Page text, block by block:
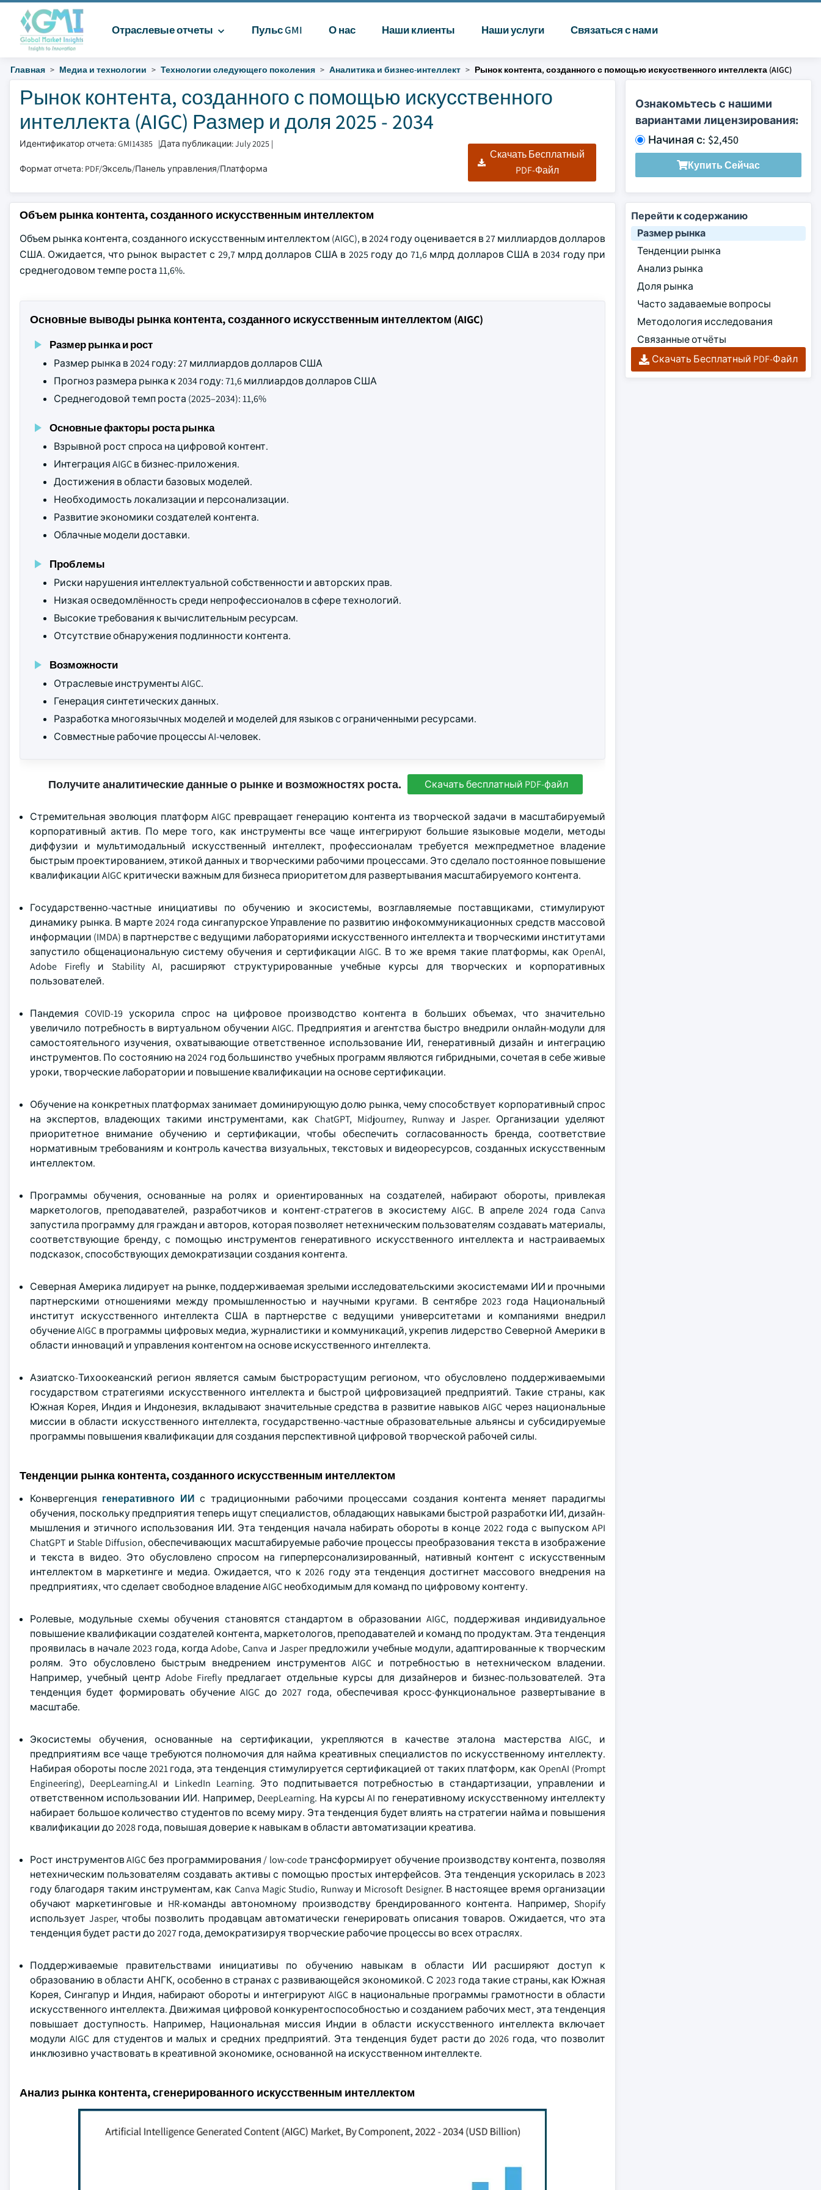
Отраслевые отчеты Пульс GMI О нас Наши клиенты Наши услуги Связаться с нами
Главная Медиа и технологии Технологии следующего поколения Аналитика и бизнес-интеллект Рынок контента, созданного с помощью искусственного интеллекта (AIGC)
Рынок контента, созданного с помощью искусственного
интеллекта (AIGC) Размер и доля 2025 - 2034
Идентификатор отчета: GMI14385 |Дата публикации: July 2025 |
Формат отчета: PDF/Эксель/Панель управления/Платформа
Скачать Бесплатный
PDF-Файл
Ознакомьтесь с нашими
вариантами лицензирования:
Начиная с: $2,450
Купить Сейчас
Объем рынка контента, созданного искусственным интеллектом
Объем рынка контента, созданного искусственным интеллектом (AIGC), в 2024 году оценивается в 27 миллиардов долларов
США. Ожидается, что рынок вырастет с 29,7 млрд долларов США в 2025 году до 71,6 млрд долларов США в 2034 году при
среднегодовом темпе роста 11,6%.
Основные выводы рынка контента, созданного искусственным интеллектом (AIGC)
Размер рынка и рост
Размер рынка в 2024 году: 27 миллиардов долларов США
Прогноз размера рынка к 2034 году: 71,6 миллиардов долларов США
Среднегодовой темп роста (2025–2034): 11,6%
Основные факторы роста рынка
Взрывной рост спроса на цифровой контент.
Интеграция AIGC в бизнес-приложения.
Достижения в области базовых моделей.
Необходимость локализации и персонализации.
Развитие экономики создателей контента.
Облачные модели доставки.
Проблемы
Риски нарушения интеллектуальной собственности и авторских прав.
Низкая осведомлённость среди непрофессионалов в сфере технологий.
Высокие требования к вычислительным ресурсам.
Отсутствие обнаружения подлинности контента.
Возможности
Отраслевые инструменты AIGC.
Генерация синтетических данных.
Разработка многоязычных моделей и моделей для языков с ограниченными ресурсами.
Совместные рабочие процессы AI-человек.
Получите аналитические данные о рынке и возможностях роста. Скачать бесплатный PDF-файл
Стремительная эволюция платформ AIGC превращает генерацию контента из творческой задачи в масштабируемый
корпоративный актив. По мере того, как инструменты все чаще интегрируют большие языковые модели, методы
диффузии и мультимодальный искусственный интеллект, профессионалам требуется межпредметное владение
быстрым проектированием, этикой данных и творческими рабочими процессами. Это сделало постоянное повышение
квалификации AIGC критически важным для бизнеса приоритетом для развертывания масштабируемого контента.
Государственно-частные инициативы по обучению и экосистемы, возглавляемые поставщиками, стимулируют
динамику рынка. В марте 2024 года сингапурское Управление по развитию инфокоммуникационных средств массовой
информации (IMDA) в партнерстве с ведущими лабораториями искусственного интеллекта и творческими институтами
запустило общенациональную систему обучения и сертификации AIGC. В то же время такие платформы, как OpenAI,
Adobe Firefly и Stability AI, расширяют структурированные учебные курсы для творческих и корпоративных
пользователей.
Пандемия COVID-19 ускорила спрос на цифровое производство контента в больших объемах, что значительно
увеличило потребность в виртуальном обучении AIGC. Предприятия и агентства быстро внедрили онлайн-модули для
самостоятельного изучения, охватывающие ответственное использование ИИ, генеративный дизайн и интеграцию
инструментов. По состоянию на 2024 год большинство учебных программ являются гибридными, сочетая в себе живые
уроки, творческие лаборатории и повышение квалификации на основе сертификации.
Обучение на конкретных платформах занимает доминирующую долю рынка, чему способствует корпоративный спрос
на экспертов, владеющих такими инструментами, как ChatGPT, Midjourney, Runway и Jasper. Организации уделяют
приоритетное внимание обучению и сертификации, чтобы обеспечить согласованность бренда, соответствие
нормативным требованиям и контроль качества визуальных, текстовых и видеоресурсов, созданных искусственным
интеллектом.
Программы обучения, основанные на ролях и ориентированных на создателей, набирают обороты, привлекая
маркетологов, преподавателей, разработчиков и контент-стратегов в экосистему AIGC. В апреле 2024 года Canva
запустила программу для граждан и авторов, которая позволяет нетехническим пользователям создавать материалы,
соответствующие бренду, с помощью инструментов генеративного искусственного интеллекта и настраиваемых
подсказок, способствующих демократизации создания контента.
Северная Америка лидирует на рынке, поддерживаемая зрелыми исследовательскими экосистемами ИИ и прочными
партнерскими отношениями между промышленностью и научными кругами. В сентябре 2023 года Национальный
институт искусственного интеллекта США в партнерстве с ведущими университетами и компаниями внедрил
обучение AIGC в программы цифровых медиа, журналистики и коммуникаций, укрепив лидерство Северной Америки в
области инноваций и управления контентом на основе искусственного интеллекта.
Азиатско-Тихоокеанский регион является самым быстрорастущим регионом, что обусловлено поддерживаемыми
государством стратегиями искусственного интеллекта и быстрой цифровизацией предприятий. Такие страны, как
Южная Корея, Индия и Индонезия, вкладывают значительные средства в развитие навыков AIGC через национальные
миссии в области искусственного интеллекта, государственно-частные образовательные альянсы и субсидируемые
программы повышения квалификации для создания перспективной цифровой творческой рабочей силы.
Тенденции рынка контента, созданного искусственным интеллектом
Конвергенция генеративного ИИ с традиционными рабочими процессами создания контента меняет парадигмы
обучения, поскольку предприятия теперь ищут специалистов, обладающих навыками быстрой разработки ИИ, дизайн-
мышления и этичного использования ИИ. Эта тенденция начала набирать обороты в конце 2022 года с выпуском API
ChatGPT и Stable Diffusion, обеспечивающих масштабируемые рабочие процессы преобразования текста в изображение
и текста в видео. Это обусловлено спросом на гиперперсонализированный, нативный контент с искусственным
интеллектом в маркетинге и медиа. Ожидается, что к 2026 году эта тенденция достигнет массового внедрения на
предприятиях, что сделает свободное владение AIGC необходимым для команд по цифровому контенту.
Ролевые, модульные схемы обучения становятся стандартом в образовании AIGC, поддерживая индивидуальное
повышение квалификации создателей контента, маркетологов, преподавателей и команд по продуктам. Эта тенденция
проявилась в начале 2023 года, когда Adobe, Canva и Jasper предложили учебные модули, адаптированные к творческим
ролям. Это обусловлено быстрым внедрением инструментов AIGC и потребностью в нетехническом владении.
Например, учебный центр Adobe Firefly предлагает отдельные курсы для дизайнеров и бизнес-пользователей. Эта
тенденция будет формировать обучение AIGC до 2027 года, обеспечивая кросс-функциональное развертывание в
масштабе.
Экосистемы обучения, основанные на сертификации, укрепляются в качестве эталона мастерства AIGC, и
предприятиям все чаще требуются полномочия для найма креативных специалистов по искусственному интеллекту.
Набирая обороты после 2021 года, эта тенденция стимулируется сертификацией от таких платформ, как OpenAI (Prompt
Engineering), DeepLearning.AI и LinkedIn Learning. Это подпитывается потребностью в стандартизации, управлении и
ответственном использовании ИИ. Например, DeepLearning. На курсы AI по генеративному искусственному интеллекту
набирает большое количество студентов по всему миру. Эта тенденция будет влиять на стратегии найма и повышения
квалификации до 2028 года, повышая доверие к навыкам в области автоматизации креатива.
Рост инструментов AIGC без программирования / low-code трансформирует обучение производству контента, позволяя
нетехническим пользователям создавать активы с помощью простых интерфейсов. Эта тенденция ускорилась в 2023
году благодаря таким инструментам, как Canva Magic Studio, Runway и Microsoft Designer. В настоящее время организации
обучают маркетинговые и HR-команды автономному производству брендированного контента. Например, Shopify
использует Jasper, чтобы позволить продавцам автоматически генерировать описания товаров. Ожидается, что эта
тенденция будет расти до 2027 года, демократизируя творческие рабочие процессы во всех отраслях.
Поддерживаемые правительствами инициативы по обучению навыкам в области ИИ расширяют доступ к
образованию в области АНГК, особенно в странах с развивающейся экономикой. С 2023 года такие страны, как Южная
Корея, Сингапур и Индия, набирают обороты и интегрируют AIGC в национальные программы грамотности в области
искусственного интеллекта. Движимая цифровой конкурентоспособностью и созданием рабочих мест, эта тенденция
повышает доступность. Например, Национальная миссия Индии в области искусственного интеллекта включает
модули AIGC для студентов и малых и средних предприятий. Эта тенденция будет расти до 2026 года, что позволит
инклюзивно участвовать в креативной экономике, основанной на искусственном интеллекте.
Анализ рынка контента, сгенерированного искусственным интеллектом
Перейти к содержанию
Размер рынка
Тенденции рынка
Анализ рынка
Доля рынка
Часто задаваемые вопросы
Методология исследования
Связанные отчёты
Скачать Бесплатный PDF-Файл